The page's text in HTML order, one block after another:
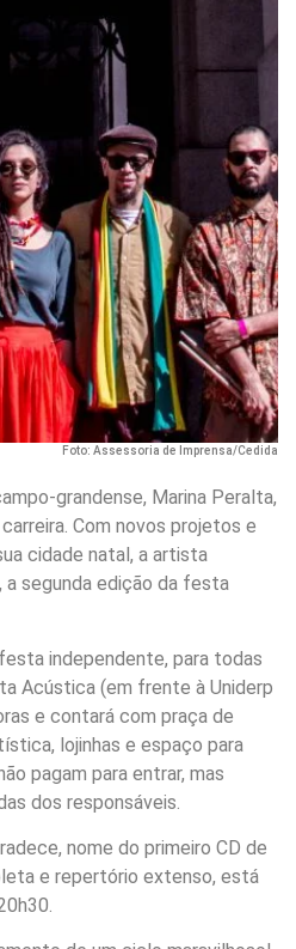
Foto: Assessoria de Imprensa/Cedida
grandense, Marina Peralta,
Com novos projetos e
cidade natal, a artista
a segunda edição da festa
independente, para todas
Acústica (em frente à Uniderp
e contará com praça de
lojinhas e espaço para
pagam para entrar, mas
dos responsáveis.
nome do primeiro CD de
e repertório extenso, está